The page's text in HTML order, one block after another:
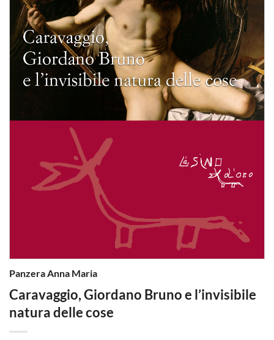
Panzera Anna Maria
Caravaggio, Giordano Bruno e l’invisibile
natura delle cose